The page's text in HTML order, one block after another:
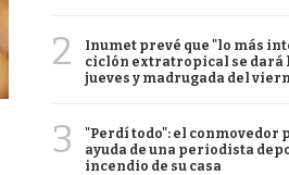
2
Inumet prevé que "lo más
ciclón extratropical se dará
jueves y madrugada del
3
"Perdí todo": el conmovedor
ayuda de una periodista
incendio de su casa